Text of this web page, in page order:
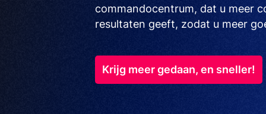
commandocentrum, dat u meer
resultaten geeft, zodat u meer
Krijg meer gedaan, en sneller!